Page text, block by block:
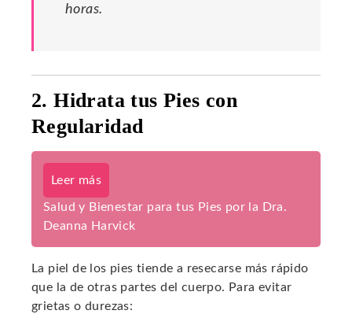
horas.
2. Hidrata tus Pies con
Regularidad
Leer más
Salud y Bienestar para tus Pies por la Dra.
Deanna Harvick
La piel de los pies tiende a resecarse más rápido
que la de otras partes del cuerpo. Para evitar
grietas o durezas: